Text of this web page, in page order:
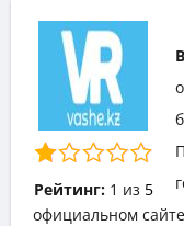
Рейтинг: 1 из 5
официальном